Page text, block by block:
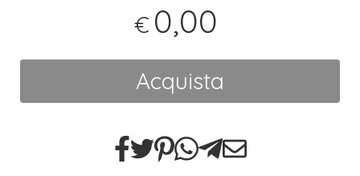
€ 0,00
Acquista